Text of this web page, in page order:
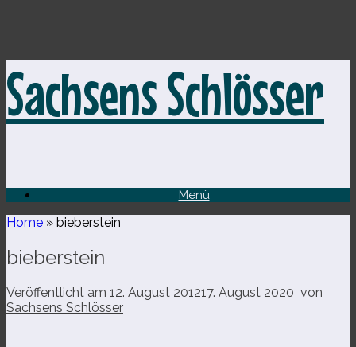
Inhalt
springen
Sachsens Schlösser
Menü
Home » bieberstein
bieberstein
Veröffentlicht am 12. August 201217. August 2020 von
Sachsens Schlösser